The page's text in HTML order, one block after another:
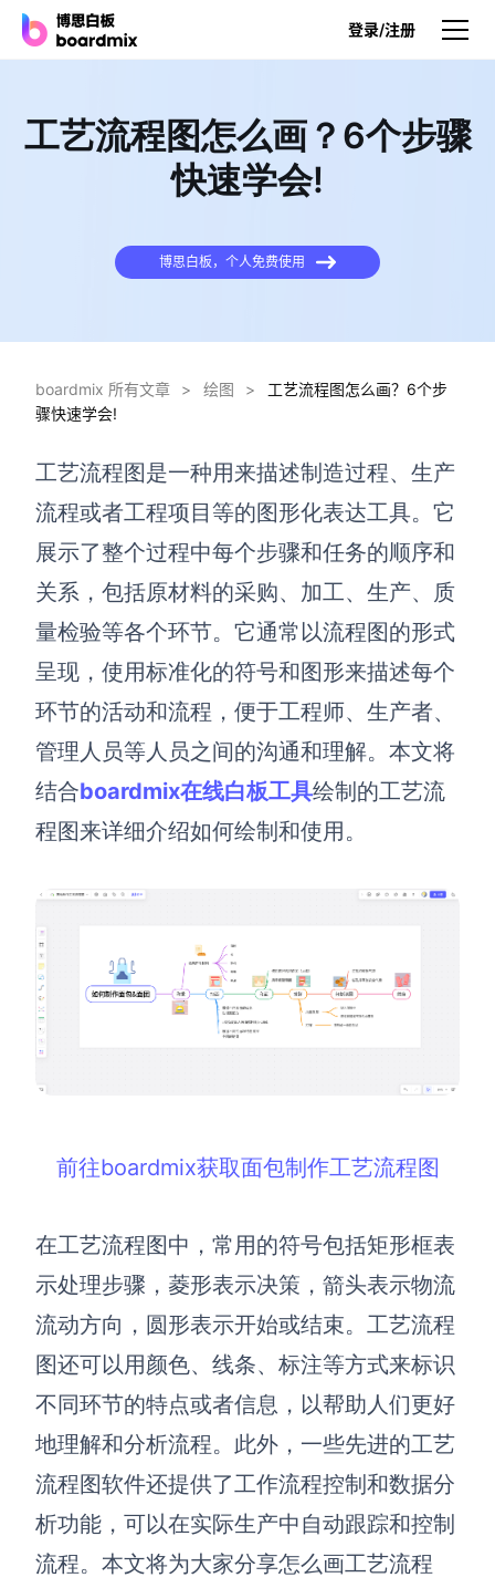
登录/注册
产品
博思白板SDK
博思设计
一体化产品设计工具
博思AIPPT
AI生成PPT，支持在线编辑
资源与下载
向团队介绍
博思白板boardmix
素材整理 思维和灵感整理
客户旅程图
路线图
ER图
查看所有场景
工艺流程图怎么画？6个步骤
快速学会!
博思白板，个人免费使用
boardmix 所有文章 > 绘图 >
工艺流程图怎么画？6个步
骤快速学会!
工艺流程图是一种用来描述制造过程、生产
流程或者工程项目等的图形化表达工具。它
展示了整个过程中每个步骤和任务的顺序和
关系，包括原材料的采购、加工、生产、质
量检验等各个环节。它通常以流程图的形式
呈现，使用标准化的符号和图形来描述每个
环节的活动和流程，便于工程师、生产者、
管理人员等人员之间的沟通和理解。本文将
结合boardmix在线白板工具绘制的工艺流
程图来详细介绍如何绘制和使用。
前往boardmix获取面包制作工艺流程图
在工艺流程图中，常用的符号包括矩形框表
示处理步骤，菱形表示决策，箭头表示物流
流动方向，圆形表示开始或结束。工艺流程
图还可以用颜色、线条、标注等方式来标识
不同环节的特点或者信息，以帮助人们更好
地理解和分析流程。此外，一些先进的工艺
流程图软件还提供了工作流程控制和数据分
析功能，可以在实际生产中自动跟踪和控制
流程。本文将为大家分享怎么画工艺流程